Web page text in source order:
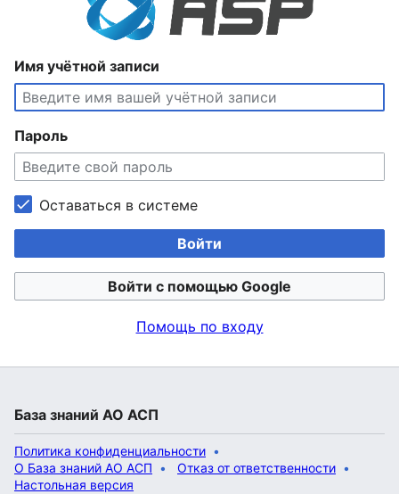
Имя учётной записи
Пароль
Оставаться в системе
Войти
Войти с помощью Google
Помощь по входу
База знаний АО АСП
Политика конфиденциальности
О База знаний АО АСП
Отказ от ответственности
Настольная версия